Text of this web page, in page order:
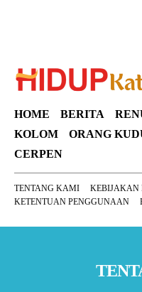
HOME BERITA
KOLOM
ORANG
CERPEN
TENTANG KAMI
KEBIJAKAN
KETENTUAN PENGGUNAAN